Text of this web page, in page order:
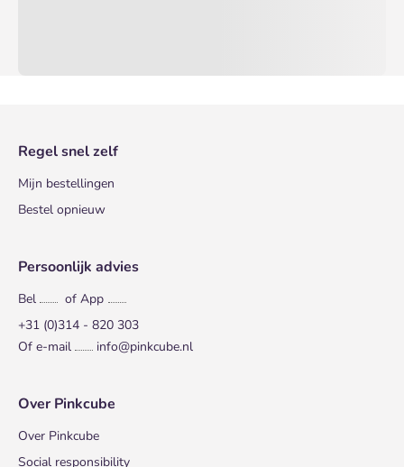
Regel snel zelf
Mijn bestellingen
Bestel opnieuw
Persoonlijk advies
Bel
of App
+31 (0)314 - 820 303
Of e-mail
info@pinkcube.nl
Over Pinkcube
Over Pinkcube
Social responsibility